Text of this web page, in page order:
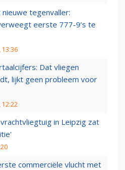
tegenvaller:
eerste 777-9’s te
13:36
Dat vliegen
lijkt geen probleem voor
12:22
in Leipzig zat
commerciële vlucht met